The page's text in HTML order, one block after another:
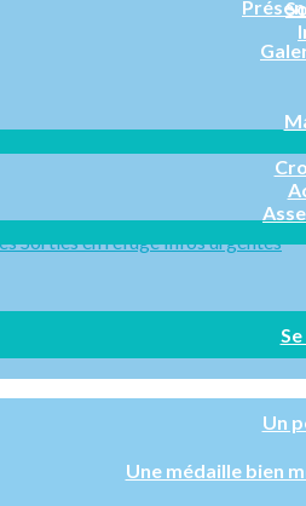
Un
Une médaille bien
Sorties en refugeInfos urgentes